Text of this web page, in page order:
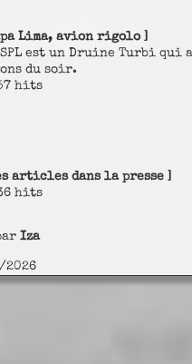
Lima, avion rigolo ]
est un Druine Turbi qui
du soir.
hits
articles dans la presse ]
hits
Iza